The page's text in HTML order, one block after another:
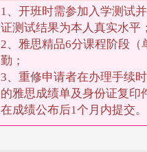
1、开班时需参加入学测试
证测试结果为本人真实水平
2、雅思精品6分课程阶段
勤；
3、重修申请者在办理手续
的雅思成绩单及身份证复印
在成绩公布后1个月内提交。